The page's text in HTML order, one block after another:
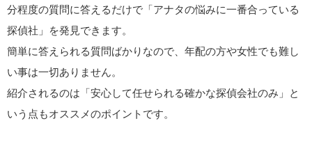
分程度の質問に答えるだけで「アナタの悩みに一番合っている
探偵社」を発見できます。
簡単に答えられる質問ばかりなので、年配の方や女性でも難し
い事は一切ありません。
紹介されるのは「安心して任せられる確かな探偵会社のみ」と
いう点もオススメのポイントです。